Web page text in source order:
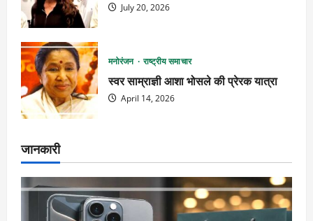
July 20, 2026
मनोरंजन राष्ट्रीय समाचार
स्वर साम्राज्ञी आशा भोसले की प्रेरक यात्रा
April 14, 2026
जानकारी